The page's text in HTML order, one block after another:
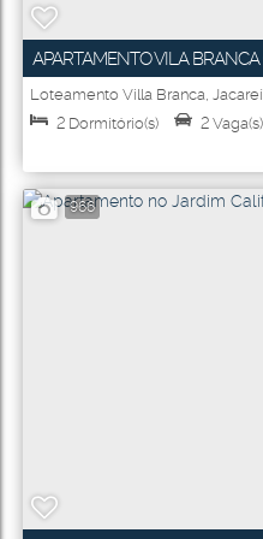
APARTAMENTO VILA
Loteamento Villa Branca, Jacareí
2 Dormitório(s) 2 Vaga(s)
966